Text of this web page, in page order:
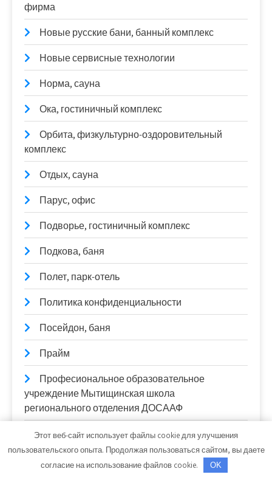
фирма
Новые русские бани, банный комплекс
Новые сервисные технологии
Норма, сауна
Ока, гостиничный комплекс
Орбита, физкультурно-оздоровительный
комплекс
Отдых, сауна
Парус, офис
Подворье, гостиничный комплекс
Подкова, баня
Полет, парк-отель
Политика конфиденциальности
Посейдон, баня
Прайм
Професиональное образовательное
учреждение Мытищинская школа
регионального отделения ДОСААФ
Пузырьки, сауна
Пятый парк, автотехцентр
Этот веб-сайт использует файлы cookie для улучшения
пользовательского опыта. Продолжая пользоваться сайтом, вы даете
согласие на использование файлов cookie.
OK